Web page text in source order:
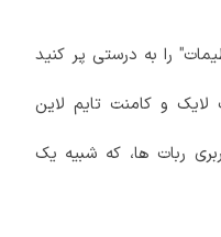
را به درستی پر کنید
لایک و کامنت تایم لاین
ربات ها، که شبیه یک